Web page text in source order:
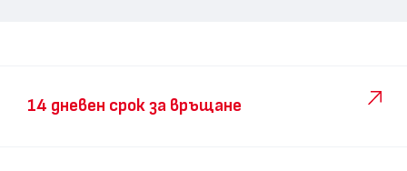
14 дневен срок за връщане